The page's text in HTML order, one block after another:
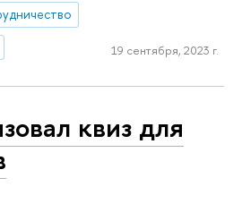
19 сентября, 2023 г.
квиз для